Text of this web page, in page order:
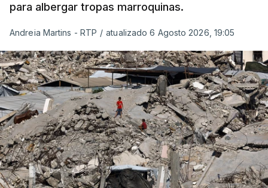
para albergar tropas marroquinas.
Andreia Martins - RTP / atualizado 6 Agosto 2026, 19:05